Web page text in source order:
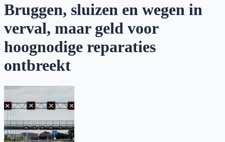
Bruggen, sluizen en wegen in
verval, maar geld voor
hoognodige reparaties
ontbreekt